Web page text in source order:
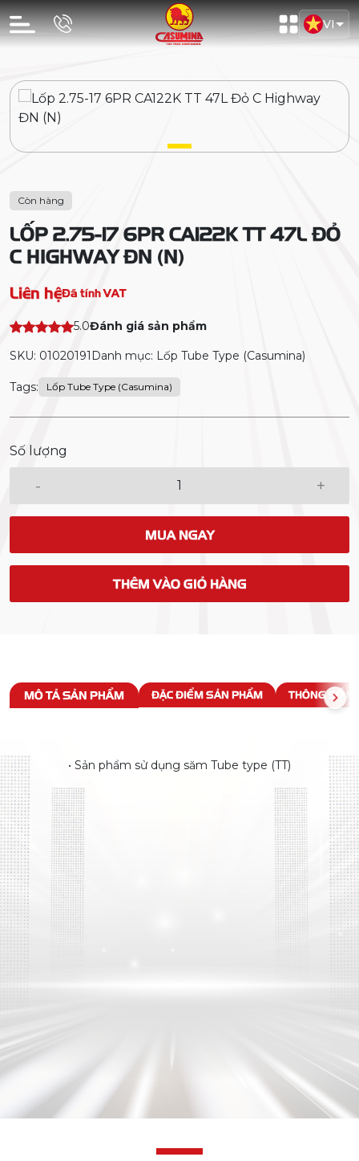
VI
Còn hàng
LỐP 2.75-17 6PR CA122K TT 47L ĐỎ
C HIGHWAY ĐN (N)
Liên hệĐã tính VAT
5.0Đánh giá sản phẩm
SKU: 01020191 Danh mục: Lốp Tube Type (Casumina)
Tags: Lốp Tube Type (Casumina)
Số lượng
- +
MUA NGAY
THÊM VÀO GIỎ HÀNG
MÔ TẢ SẢN PHẨM ĐẶC ĐIỂM SẢN PHẨM THÔNG SỐ
• Sản phẩm sử dụng săm Tube type (TT)